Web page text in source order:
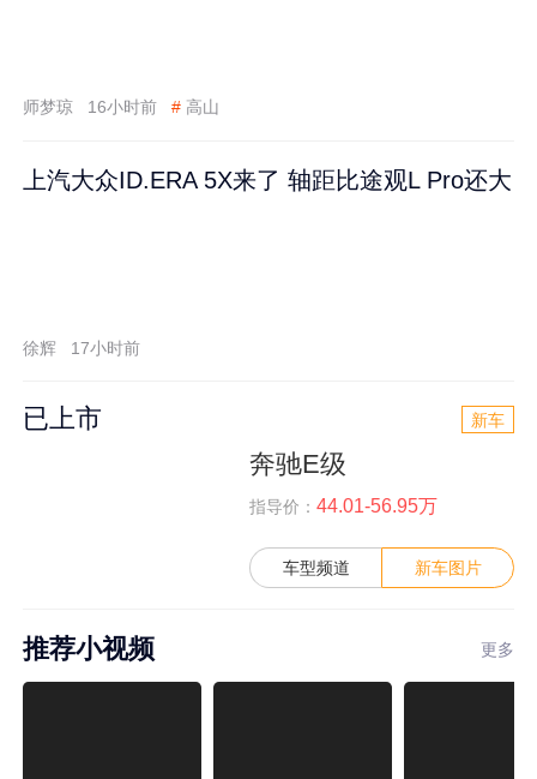
师梦琼 16小时前 # 高山
上汽大众ID.ERA 5X来了 轴距比途观L Pro还大
徐辉 17小时前
已上市 新车
奔驰E级
指导价： 44.01-56.95万
车型频道 新车图片
推荐小视频 更多